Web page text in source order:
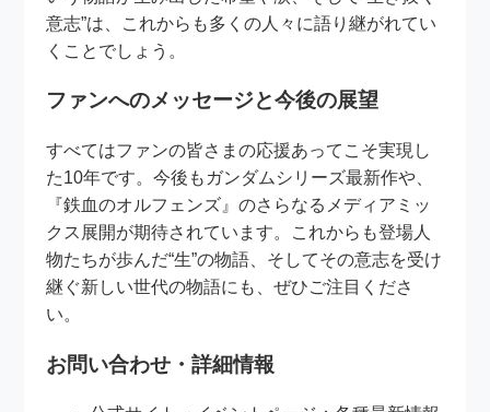
意志”は、これからも多くの人々に語り継がれてい
くことでしょう。
ファンへのメッセージと今後の展望
すべてはファンの皆さまの応援あってこそ実現し
た10年です。今後もガンダムシリーズ最新作や、
『鉄血のオルフェンズ』のさらなるメディアミッ
クス展開が期待されています。これからも登場人
物たちが歩んだ“生”の物語、そしてその意志を受け
継ぐ新しい世代の物語にも、ぜひご注目くださ
い。
お問い合わせ・詳細情報